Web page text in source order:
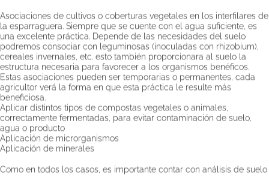
Asociaciones de cultivos o coberturas vegetales en los interfilares de
la esparraguera. Siempre que se cuente con el agua suficiente, es
una excelente práctica. Depende de las necesidades del suelo
podremos consociar con leguminosas (inoculadas con rhizobium),
cereales invernales, etc. esto también proporcionara al suelo la
estructura necesaria para favorecer a los organismos benéficos.
Estas asociaciones pueden ser temporarias o permanentes, cada
agricultor verá la forma en que esta práctica le resulte más
beneficiosa.
Aplicar distintos tipos de compostas vegetales o animales,
correctamente fermentadas, para evitar contaminación de suelo,
agua o producto
Aplicación de microrganismos
Aplicación de minerales
Como en todos los casos, es importante contar con análisis de suelo